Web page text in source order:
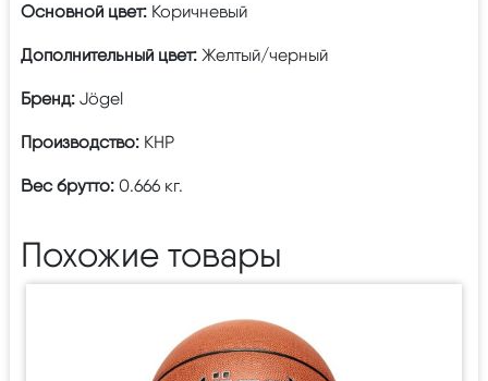
Основной цвет: Коричневый
Дополнительный цвет: Желтый/черный
Бренд: Jögel
Производство: КНР
Вес брутто: 0.666 кг.
Похожие товары